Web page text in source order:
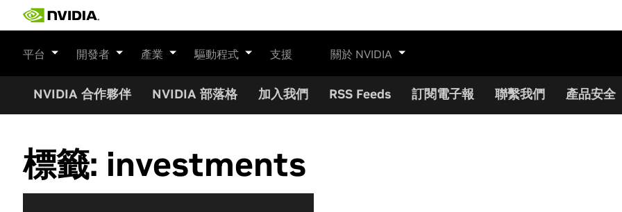
平台 開發者 產業 驅動程式 支援 關於 NVIDIA
NVIDIA 合作夥伴 NVIDIA 部落格 加入我們 RSS Feeds 訂閱電子報 聯繫我們 產品安全
標籤: investments